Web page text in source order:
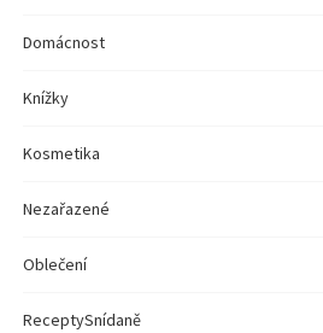
Domácnost
Knížky
Kosmetika
Nezařazené
Oblečení
ReceptySnídaně